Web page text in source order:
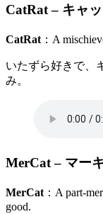
CatRat– キャ
CatRat ：A
いたずら好きで、
み。
MerCat– マー
MerCat ：A part-
good.